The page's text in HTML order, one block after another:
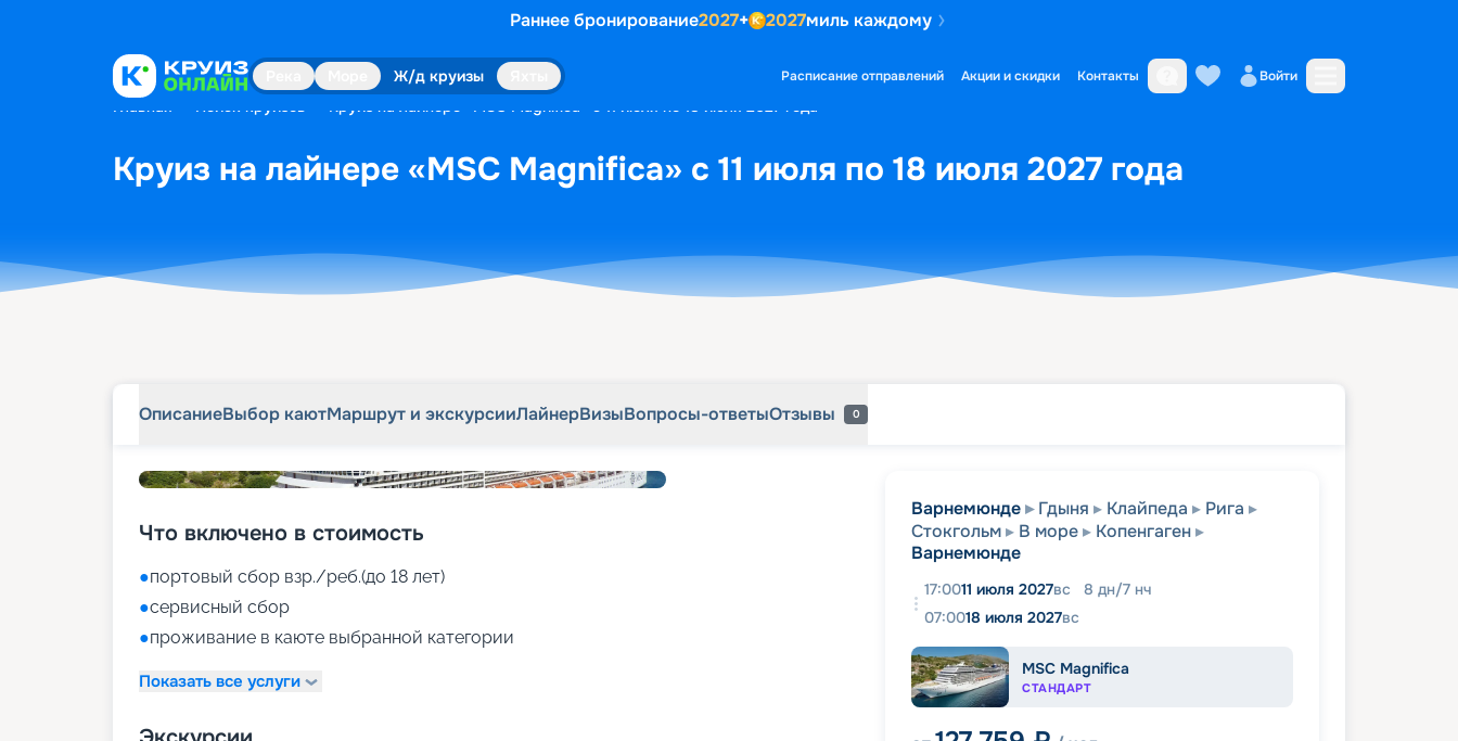
Раннее бронирование2027+ 2027миль каждому
Ж/д круизы Расписание отправлений Акции и скидки Контакты Войти
Главная Поиск круизов Круиз на лайнере «MSC Magnifica» с 11 июля по 18 июля 2027 года
Круиз на лайнере «MSC Magnifica» с 11 июля по 18 июля 2027 года
ОписаниеВыбор каютМаршрут и экскурсииЛайнерВизыВопросы-ответыОтзывы 0
Что включено в стоимость
●портовый сбор взр./реб.(до 18 лет)
●сервисный сбор
●проживание в каюте выбранной категории
Показать все услуги
Варнемюнде Гдыня Клайпеда
Рига
Стокгольм
В море
Копенгаген
Варнемюнде
17:0011 июля 2027вс 8 дн/7 нч
07:0018 июля 2027вс
MSC Magnifica
СТАНДАРТ